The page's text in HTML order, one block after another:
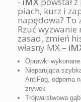
piach, kurz i
napędowa? To
Rzuć wyzwanie
zasad, zmień
własny MX –
Oprawki
Nieparująca
AntiFog, odporna
zrywek
Trójwarstwowa